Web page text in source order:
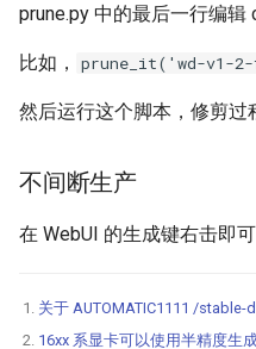
prune.py 中的最后一行编辑
比如， prune_it('wd-v1-
然后运行这个脚本，修剪过
不间断生产
在 WebUI 的生成键右击即
关于 AUTOMATIC1111 /
16xx 系显卡可以使用半精度生